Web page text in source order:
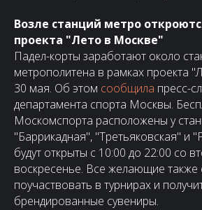
Возле станций метро
проекта "Лето в Москве"
Падел-корты заработают около
метрополитена в рамках проекта
30 мая. Об этом сообщила пресс-
департамента спорта Москвы.
Москомспорта расположены у
"Баррикадная", "Третьяковская" и
будут открыты с 10:00 до 22:00 со
воскресенье. Все желающие также
поучаствовать в турнирах и
брендированные сувениры.